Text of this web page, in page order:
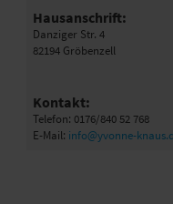
Hausanschrift:
Danziger Str. 4
82194 Gröbenzell
Kontakt:
Telefon: 0176/840 52 768
E-Mail: info@yvonne-